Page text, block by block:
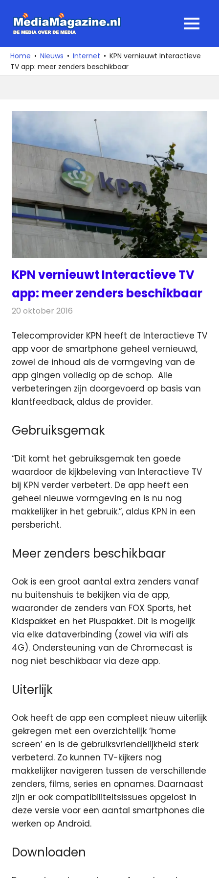
naar
media
over
de
MENU
Home Nieuws Internet
KPN vernieuwt Interactieve
TV app: meer zenders beschikbaar
KPN vernieuwt Interactieve TV
app: meer zenders beschikbaar
20 oktober 2016
Telecomprovider KPN heeft de Interactieve TV
app voor de smartphone geheel vernieuwd,
zowel de inhoud als de vormgeving van de
app gingen volledig op de schop. Alle
verbeteringen zijn doorgevoerd op basis van
klantfeedback, aldus de provider.
Gebruiksgemak
“Dit komt het gebruiksgemak ten goede
waardoor de kijkbeleving van Interactieve TV
bij KPN verder verbetert. De app heeft een
geheel nieuwe vormgeving en is nu nog
makkelijker in het gebruik.”, aldus KPN in een
persbericht.
Meer zenders beschikbaar
Ook is een groot aantal extra zenders vanaf
nu buitenshuis te bekijken via de app,
waaronder de zenders van FOX Sports, het
Kidspakket en het Pluspakket. Dit is mogelijk
via elke dataverbinding (zowel via wifi als
4G). Ondersteuning van de Chromecast is
nog niet beschikbaar via deze app.
Uiterlijk
Ook heeft de app een compleet nieuw uiterlijk
gekregen met een overzichtelijk ‘home
screen’ en is de gebruiksvriendelijkheid sterk
verbeterd. Zo kunnen TV-kijkers nog
makkelijker navigeren tussen de verschillende
zenders, films, series en opnames. Daarnaast
zijn er ook compatibiliteitsissues opgelost in
deze versie voor een aantal smartphones die
werken op Android.
Downloaden